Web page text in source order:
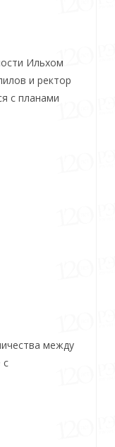
Ильхом
и ректор
с планами
между
с